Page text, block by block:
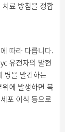
료 방침을 정합
따라 다릅니다.
유전자의 발현
병을 발견하는
에 발생하면 복
포 이식 등으로